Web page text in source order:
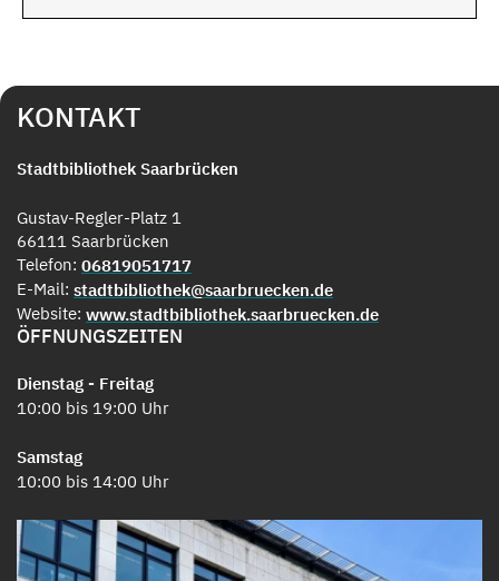
KONTAKT
Stadtbibliothek Saarbrücken
Gustav-Regler-Platz 1
66111 Saarbrücken
Telefon: 06819051717
E-Mail: stadtbibliothek@saarbruecken.de
Website: www.stadtbibliothek.saarbruecken.de
ÖFFNUNGSZEITEN
Dienstag - Freitag
10:00 bis 19:00 Uhr
Samstag
10:00 bis 14:00 Uhr